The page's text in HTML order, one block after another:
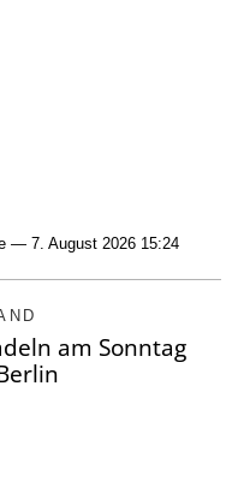
— 7. August 2026 15:24
am Sonntag